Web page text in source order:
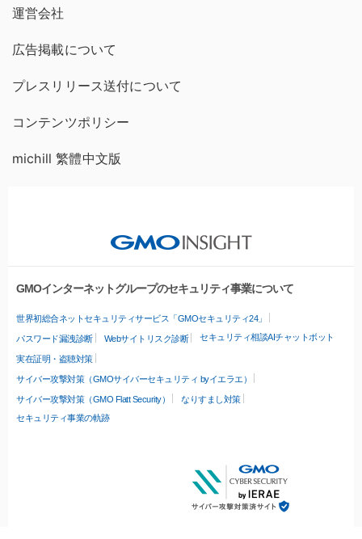
運営会社
広告掲載について
プレスリリース送付について
コンテンツポリシー
michill 繁體中文版
GMOインターネットグループのセキュリティ事業について
世界初総合ネットセキュリティサービス「GMOセキュリティ24」
パスワード漏洩診断 Webサイトリスク診断 セキュリティ相談AIチャットボット
実在証明・盗聴対策
サイバー攻撃対策（GMOサイバーセキュリティ byイエラエ）
サイバー攻撃対策（GMO Flatt Security）
なりすまし対策
セキュリティ事業の軌跡